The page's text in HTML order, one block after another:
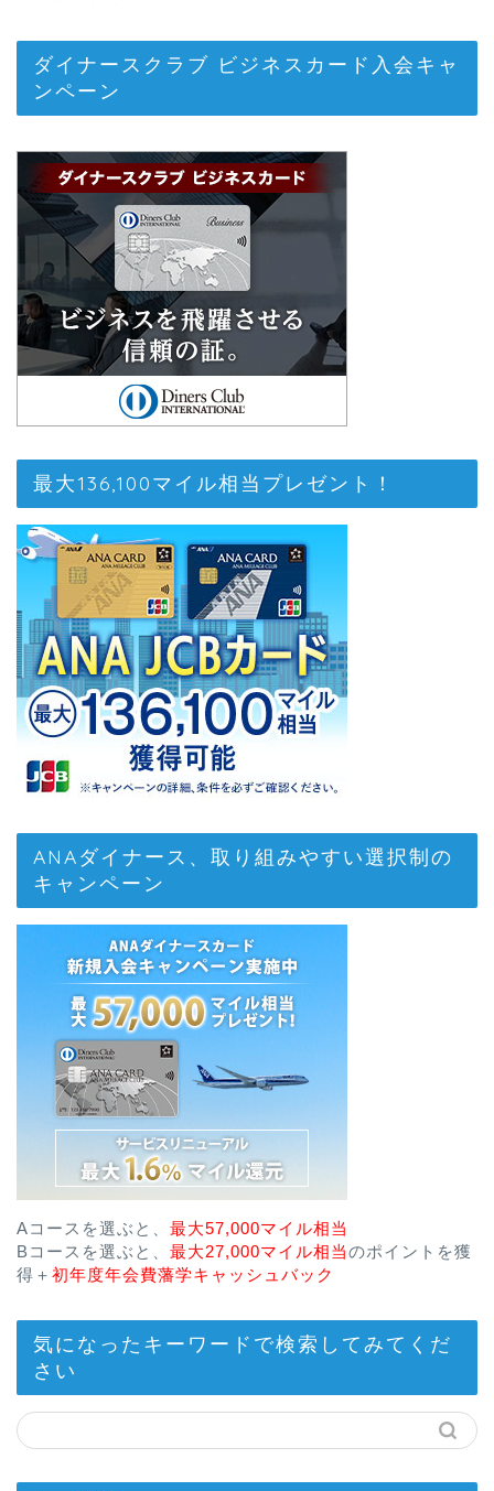
ダイナースクラブ ビジネスカード入会キャ
ンペーン
最大136,100マイル相当プレゼント！
ANAダイナース、取り組みやすい選択制の
キャンペーン
Aコースを選ぶと、 最大57,000マイル相当
Bコースを選ぶと、 最大27,000マイル相当のポイントを獲
得＋ 初年度年会費藩学キャッシュバック
気になったキーワードで検索してみてくだ
さい